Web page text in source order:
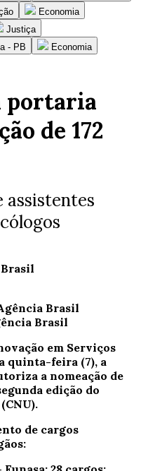
Economia
Justiça
- PB
Economia
portaria
de 172
assistentes
Brasil
em Serviços
quinta-feira (7), a
a nomeação de
edição do
de cargos